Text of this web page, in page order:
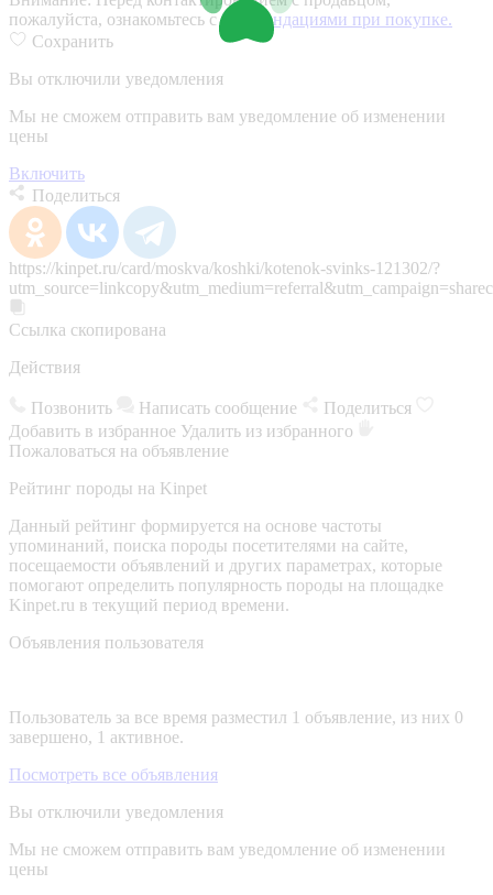
пожалуйста, ознакомьтесь срекомендациями при покупке.
Сохранить
Вы отключили уведомления
Мы не сможем отправить вам уведомление об изменении
цены
Включить
Поделиться
https://kinpet.ru/card/moskva/koshki/kotenok-svinks-121302/?
Ссылка скопирована
Действия
Позвонить Написать сообщение
Поделиться
Добавить в избранное Удалить из избранного
Пожаловаться на объявление
Рейтинг породы на Kinpet
Данный рейтинг формируется на основе частоты
упоминаний, поиска породы посетителями на сайте,
посещаемости объявлений и других параметрах, которые
помогают определить популярность породы на площадке
Kinpet.ru в текущий период времени.
Объявления пользователя
Пользователь за все время разместил 1 объявление, из них 0
завершено, 1 активное.
Посмотреть все объявления
Вы отключили уведомления
Мы не сможем отправить вам уведомление об изменении
цены